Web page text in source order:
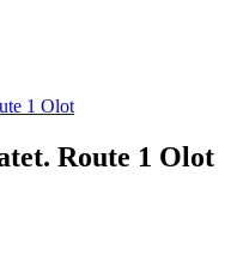
1 Olot
Route 1 Olot